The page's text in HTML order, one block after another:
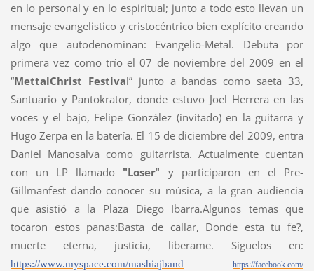
en lo personal y en lo espiritual; junto a todo esto llevan un
mensaje evangelistico y cristocéntrico bien explícito creando
algo que autodenominan: Evangelio-Metal. Debuta por
primera vez como trío el 07 de noviembre del 2009 en el
“MettalChrist Festival” junto a bandas como saeta 33,
Santuario y Pantokrator, donde estuvo Joel Herrera en las
voces y el bajo, Felipe González (invitado) en la guitarra y
Hugo Zerpa en la batería. El 15 de diciembre del 2009, entra
Daniel Manosalva como guitarrista. Actualmente cuentan
con un LP llamado "Loser" y participaron en el Pre-
Gillmanfest dando conocer su música, a la gran audiencia
que asistió a la Plaza Diego Ibarra.Algunos temas que
tocaron estos panas:Basta de callar, Donde esta tu fe?,
muerte eterna, justicia, liberame. Síguelos en:
https://www.myspace.com/mashiajband
https://facebook.com/